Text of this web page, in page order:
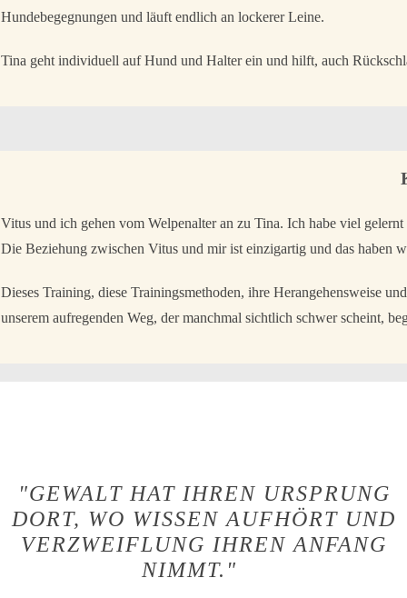
Hundebegegnungen und läuft endlich an lockerer Leine.
Tina geht individuell auf Hund und Halter ein und hilft, auch
Vitus und ich gehen vom Welpenalter an zu Tina. Ich habe viel
Die Beziehung zwischen Vitus und mir ist einzigartig und das haben
Dieses Training, diese Trainingsmethoden, ihre Herangehensweise
unserem aufregenden Weg, der manchmal sichtlich schwer scheint,
"GEWALT HAT IHREN URSPRUNG
DORT, WO WISSEN AUFHÖRT UND
VERZWEIFLUNG IHREN ANFANG
NIMMT."